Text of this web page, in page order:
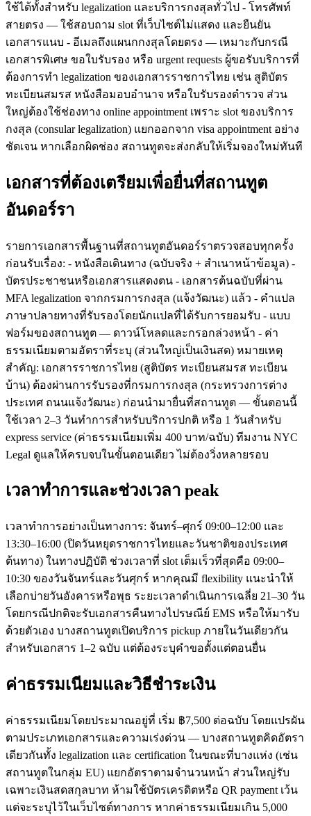
ใช้ได้ทั้งสำหรับ legalization และบริการกงสุลทั่วไป - โทรศัพท์
สายตรง — ใช้สอบถาม slot ที่เว็บไซต์ไม่แสดง และยืนยัน
เอกสารแนบ - อีเมลถึงแผนกกงสุลโดยตรง — เหมาะกับกรณี
เอกสารพิเศษ ขอใบรับรอง หรือ urgent requests ผู้ขอรับบริการที่
ต้องการทำ legalization ของเอกสารราชการไทย เช่น สูติบัตร
ทะเบียนสมรส หนังสือมอบอำนาจ หรือใบรับรองตำรวจ ส่วน
ใหญ่ต้องใช้ช่องทาง online appointment เพราะ slot ของบริการ
กงสุล (consular legalization) แยกออกจาก visa appointment อย่าง
ชัดเจน หากเลือกผิดช่อง สถานทูตจะส่งกลับให้เริ่มจองใหม่ทันที
เอกสารที่ต้องเตรียมเพื่อยื่นที่สถานทูต
อันดอร์รา
รายการเอกสารพื้นฐานที่สถานทูตอันดอร์ราตรวจสอบทุกครั้ง
ก่อนรับเรื่อง: - หนังสือเดินทาง (ฉบับจริง + สำเนาหน้าข้อมูล) -
บัตรประชาชนหรือเอกสารแสดงตน - เอกสารต้นฉบับที่ผ่าน
MFA legalization จากกรมการกงสุล (แจ้งวัฒนะ) แล้ว - คำแปล
ภาษาปลายทางที่รับรองโดยนักแปลที่ได้รับการยอมรับ - แบบ
ฟอร์มของสถานทูต — ดาวน์โหลดและกรอกล่วงหน้า - ค่า
ธรรมเนียมตามอัตราที่ระบุ (ส่วนใหญ่เป็นเงินสด) หมายเหตุ
สำคัญ: เอกสารราชการไทย (สูติบัตร ทะเบียนสมรส ทะเบียน
บ้าน) ต้องผ่านการรับรองที่กรมการกงสุล (กระทรวงการต่าง
ประเทศ ถนนแจ้งวัฒนะ) ก่อนนำมายื่นที่สถานทูต — ขั้นตอนนี้
ใช้เวลา 2–3 วันทำการสำหรับบริการปกติ หรือ 1 วันสำหรับ
express service (ค่าธรรมเนียมเพิ่ม 400 บาท/ฉบับ) ทีมงาน NYC
Legal ดูแลให้ครบจบในขั้นตอนเดียว ไม่ต้องวิ่งหลายรอบ
เวลาทำการและช่วงเวลา peak
เวลาทำการอย่างเป็นทางการ: จันทร์–ศุกร์ 09:00–12:00 และ
13:30–16:00 (ปิดวันหยุดราชการไทยและวันชาติของประเทศ
ต้นทาง) ในทางปฏิบัติ ช่วงเวลาที่ slot เต็มเร็วที่สุดคือ 09:00–
10:30 ของวันจันทร์และวันศุกร์ หากคุณมี flexibility แนะนำให้
เลือกบ่ายวันอังคารหรือพุธ ระยะเวลาดำเนินการเฉลี่ย 21–30 วัน
โดยกรณีปกติจะรับเอกสารคืนทางไปรษณีย์ EMS หรือให้มารับ
ด้วยตัวเอง บางสถานทูตเปิดบริการ pickup ภายในวันเดียวกัน
สำหรับเอกสาร 1–2 ฉบับ แต่ต้องระบุคำขอตั้งแต่ตอนยื่น
ค่าธรรมเนียมและวิธีชำระเงิน
ค่าธรรมเนียมโดยประมาณอยู่ที่ เริ่ม ฿7,500 ต่อฉบับ โดยแปรผัน
ตามประเภทเอกสารและความเร่งด่วน — บางสถานทูตคิดอัตรา
เดียวกันทั้ง legalization และ certification ในขณะที่บางแห่ง (เช่น
สถานทูตในกลุ่ม EU) แยกอัตราตามจำนวนหน้า ส่วนใหญ่รับ
เฉพาะเงินสดสกุลบาท ห้ามใช้บัตรเครดิตหรือ QR payment เว้น
แต่จะระบุไว้ในเว็บไซต์ทางการ หากค่าธรรมเนียมเกิน 5,000